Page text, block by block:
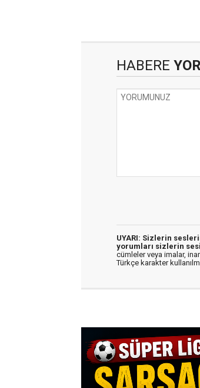
HABERE
UYARI: Sizlerin
yorumları sizlerin
cümleler veya imalar,
Türkçe karakter